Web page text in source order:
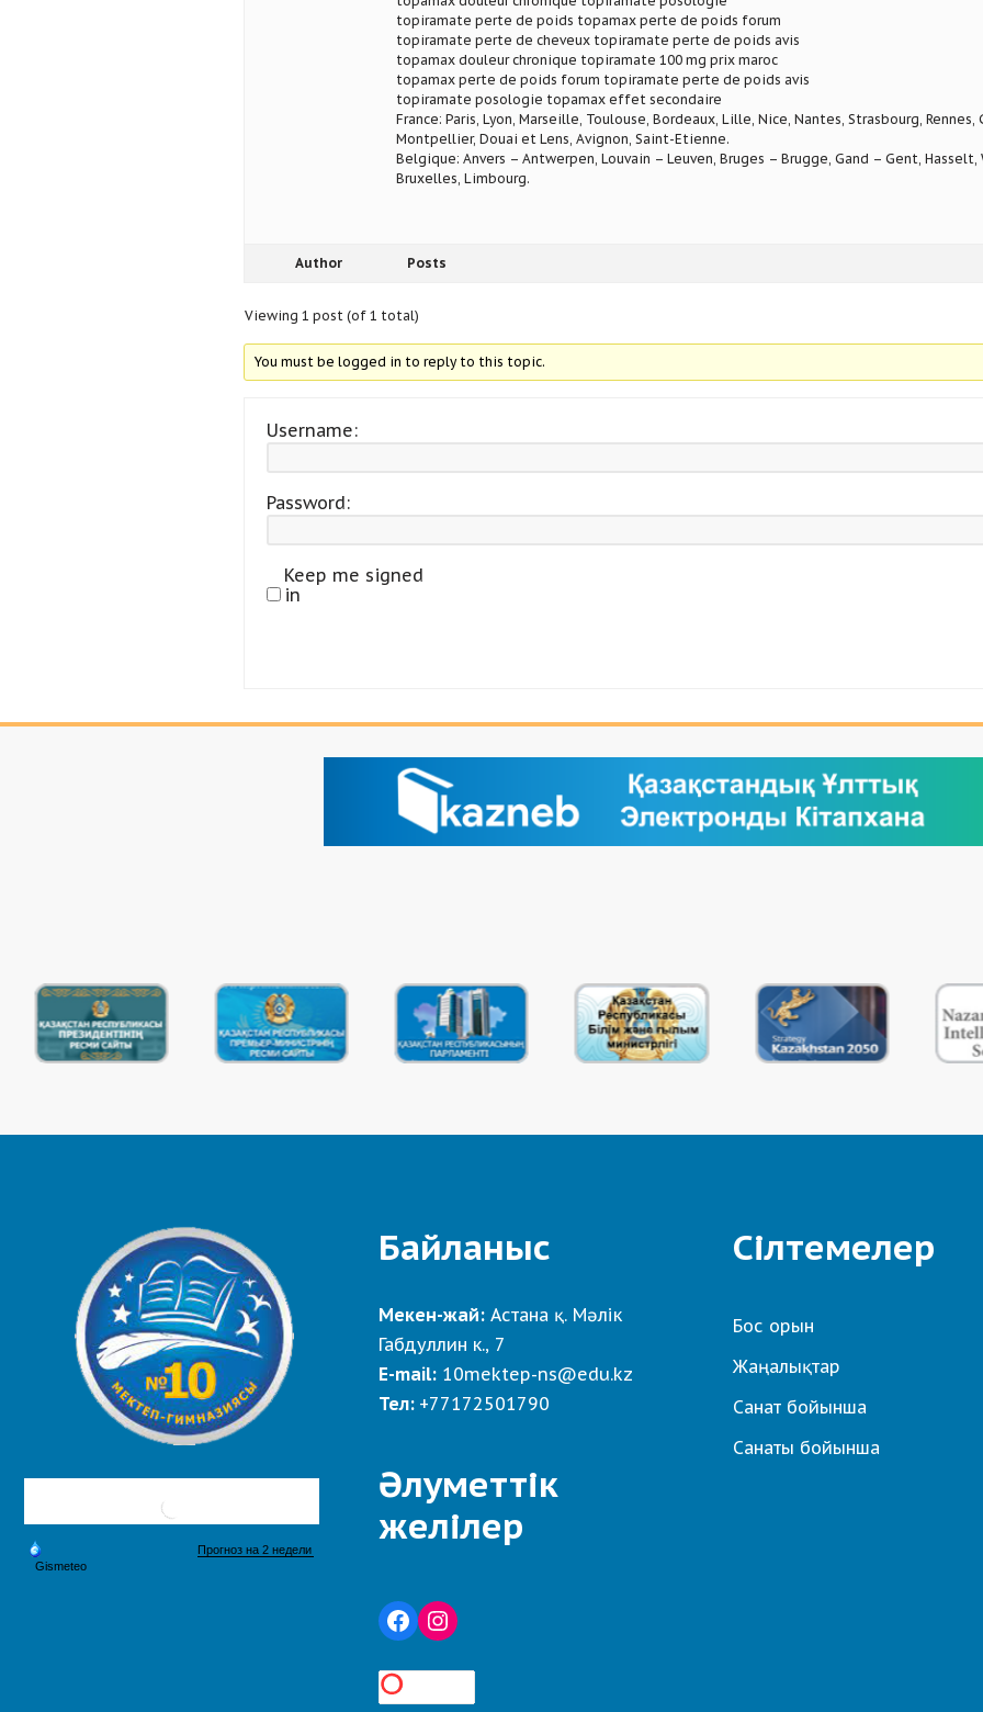
topiramate perte de poids topamax perte de poids forum
topiramate perte de cheveux topiramate perte de poids avis
topamax douleur chronique topiramate 100 mg prix maroc
topamax perte de poids forum topiramate perte de poids avis
topiramate posologie topamax effet secondaire
France: Paris, Lyon, Marseille, Toulouse, Bordeaux, Lille, Nice, Nantes, Strasbourg, Rennes,
Montpellier, Douai et Lens, Avignon, Saint-Etienne.
Belgique: Anvers – Antwerpen, Louvain – Leuven, Bruges – Brugge, Gand – Gent, Hasselt,
Bruxelles, Limbourg.
Author Posts
Viewing 1 post (of 1 total)
You must be logged in to reply to this topic.
Username:
Password:
Keep me signed
in
Байланыс
Мекен-жай: Астана қ. Мәлік
Габдуллин к., 7
E-mail: 10mektep-ns@edu.kz
Тел: +77172501790
Әлуметтік
желілер
Сілтемелер
Бос орын
Жаңалықтар
Санат бойынша
Санаты бойынша